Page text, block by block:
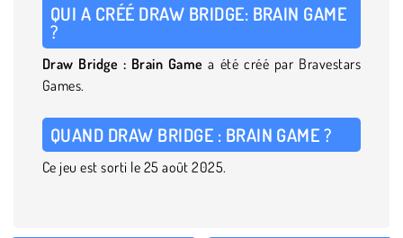
QUI A CRÉÉ DRAW BRIDGE: BRAIN GAME
?
Draw Bridge : Brain Game a été créé par Bravestars
Games.
QUAND DRAW BRIDGE : BRAIN GAME ?
Ce jeu est sorti le 25 août 2025.